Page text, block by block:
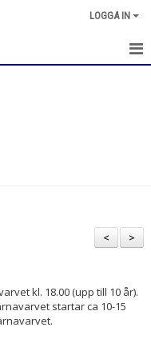
LOGGA IN
>
<
kl. 18.00 (upp till 10 år).
startar ca 10-15